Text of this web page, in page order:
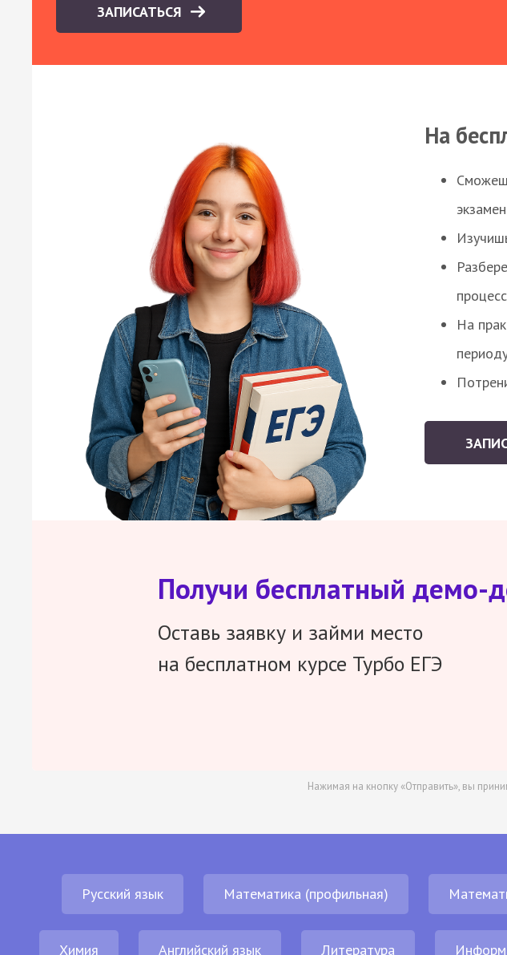
ЗАПИСАТЬСЯ
На
На
Получи бесплатный демо-
Оставь заявку и займи место
на бесплатном курсе Турбо ЕГЭ
Нажимая на кнопку «Отправить», вы
Русский язык Математика (профильная)
Химия Английский язык Литература